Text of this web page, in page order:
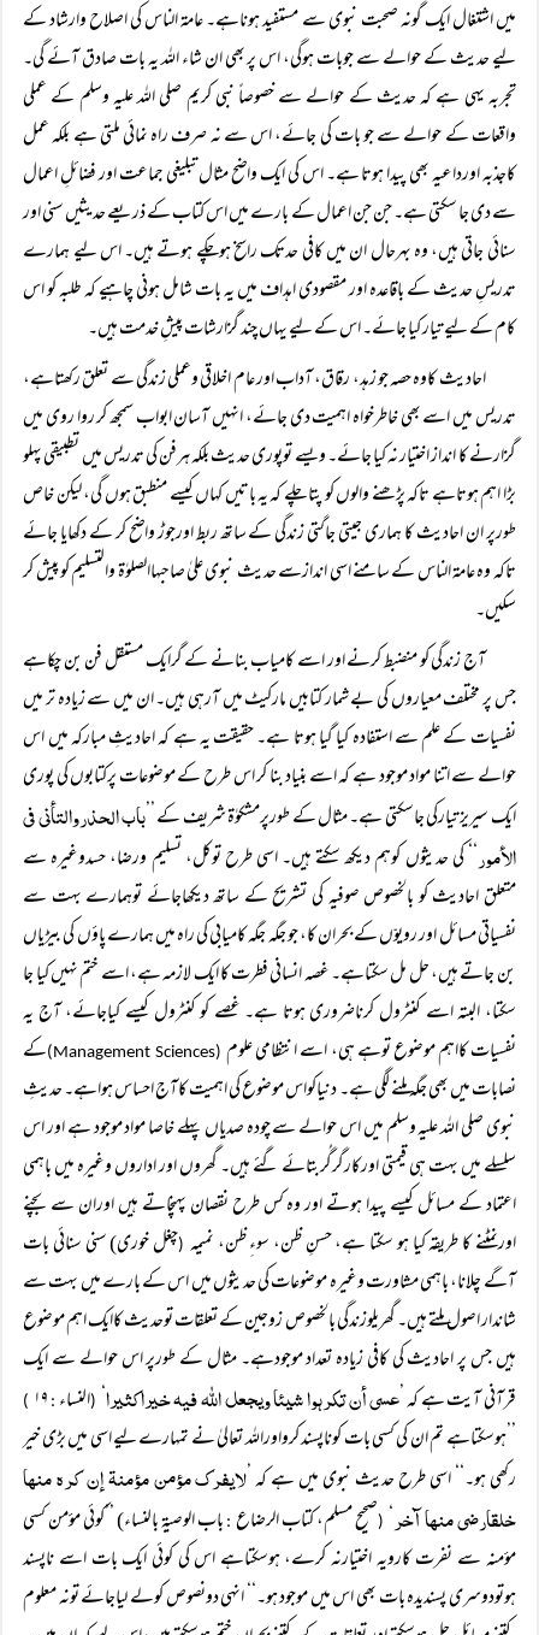
میں اشتغال ایک گونہ صحبت نبوی سے مستفید ہوناہے۔ عامۃ الناس کی اصلاح وارشاد کے
لیے حدیث کے حوالے سے جوبات ہوگی، اس پر بھی ان شاء اللہ یہ بات صادق آئے گی۔
تجربہ یہی ہے کہ حدیث کے حوالے سے خصوصاً نبی کریم صلی اللہ علیہ وسلم کے عملی
واقعات کے حوالے سے جو بات کی جائے، اس سے نہ صرف راہ نمائی ملتی ہے بلکہ عمل
کاجذبہ اورداعیہ بھی پیدا ہوتا ہے۔ اس کی ایک واضح مثال تبلیغی جماعت اور فضائلِ اعمال
سے دی جا سکتی ہے۔ جن جن اعمال کے بارے میں اس کتاب کے ذریعے حدیثیں سنی اور
سنائی جاتی ہیں، وہ بہرحال ان میں کافی حدتک راسخ ہوچکے ہوتے ہیں۔ اس لیے ہمارے
تدریسِ حدیث کے باقاعدہ اور مقصودی اہداف میں یہ بات شامل ہونی چاہیے کہ طلبہ کو اس
کام کے لیے تیار کیا جائے۔ اس کے لیے یہاں چند گزارشات پیشِ خدمت ہیں۔
احادیث کاوہ حصہ جو زہد، رقاق، آداب اور عام اخلاقی وعملی زندگی سے تعلق رکھتاہے،
تدریس میں اسے بھی خاطرخواہ اہمیت دی جائے، انہیں آسان ابواب سمجھ کر روا روی میں
گزارنے کا انداز اختیار نہ کیا جائے۔ ویسے توپوری حدیث بلکہ ہرفن کی تدریس میں تطبیقی پہلو
بڑا اہم ہوتاہے تاکہ پڑھنے والوں کو پتا چلے کہ یہ باتیں کہاں کیسے منطبق ہوں گی، لیکن خاص
طورپر ان احادیث کا ہماری جیتی جاگتی زندگی کے ساتھ ربط اورجوڑ واضح کر کے دکھایا جائے
تاکہ وہ عامۃ الناس کے سامنے اسی اندازسے حدیث نبوی علیٰ صاحبہاالصلوٰۃ والتسلیم کو پیش کر
سکیں۔
آج زندگی کو منضبط کرنے اور اسے کامیاب بنانے کے گرایک مستقل فن بن چکاہے
جس پر مختلف معیاروں کی بے شمار کتابیں مارکیٹ میں آرہی ہیں۔ ان میں سے زیادہ تر میں
نفسیات کے علم سے استفادہ کیا گیا ہوتا ہے۔ حقیقت یہ ہے کہ احادیثِ مبارکہ میں اس
حوالے سے اتنا مواد موجود ہے کہ اسے بنیاد بنا کر اس طرح کے موضوعات پرکتابوں کی پوری
ایک سیریز تیارکی جاسکتی ہے۔ مثال کے طورپرمشکوٰۃ شریف کے ’’ باب الحذروالتأنی فی
الأمور ‘‘ کی حدیثوں کوہم دیکھ سکتے ہیں۔ اسی طرح توکل، تسلیم ورضا، حسدوغیرہ سے
متعلق احادیث کو بالخصوص صوفیہ کی تشریح کے ساتھ دیکھاجائے توہمارے بہت سے
نفسیاتی مسائل اور رویوّں کے بحران کا، جو جگہ جگہ کامیابی کی راہ میں ہمارے پاؤں کی بیڑیاں
بن جاتے ہیں، حل مل سکتاہے۔ غصہ انسانی فطرت کا ایک لازمہ ہے، اسے ختم نہیں کیا جا
سکتا، البتہ اسے کنٹرول کرناضروری ہوتا ہے۔ غصے کو کنٹرول کیسے کیاجائے، آج یہ
نفسیات کااہم موضوع توہے ہی، اسے انتظامی علوم(Management Sciences)
کے
نصابات میں بھی جگہ ملنے لگی ہے۔ دنیاکواس موضوع کی اہمیت کاآج احساس ہواہے۔ حدیثِ
نبوی صلی اللہ علیہ وسلم میں اس حوالے سے چودہ صدیاں پہلے خاصا مواد موجود ہے اور اس
سلسلے میں بہت ہی قیمتی اورکارگرگُربتائے گئے ہیں۔ گھروں اور اداروں وغیرہ میں باہمی
اعتماد کے مسائل کیسے پیدا ہوتے اور وہ کس طرح نقصان پہنچاتے ہیں اوران سے بچنے
اورنمٹنے کا طریقہ کیا ہو سکتا ہے، حسنِ ظن، سوءِ ظن، نمیمہ (چغل خوری) سنی سنائی بات
آگے چلانا، باہمی مشاورت وغیرہ موضوعات کی حدیثوں میں اس کے بارے میں بہت سے
شاندار اصول ملتے ہیں۔ گھریلوزندگی بالخصوص زوجین کے تعلقات توحدیث کاایک اہم موضوع
ہیں جس پر احادیث کی کافی زیادہ تعداد موجودہے۔ مثال کے طورپر اس حوالے سے ایک
قرآنی آیت ہے کہ ’ عسی أن تکرہوا شیئا ویجعل اﷲ فیہ خیراکثیرا (النساء :
)
’’ہوسکتاہے تم ان کی کسی بات کوناپسند کرواوراللہ تعالیٰ نے تمہارے لیے اسی میں بڑی خیر
رکھی ہو۔‘‘ اسی طرح حدیث نبوی میں ہے کہ ’ لایفرک مؤمن مؤمنۃ إن کرہ منہا
خلقارضی منہا آخر
( صحیح مسلم، کتاب الرضاع : باب الوصیۃ بالنساء) ’’کوئی مؤمن کسی
مؤمنہ سے نفرت کارویہ اختیارنہ کرے، ہوسکتاہے اس کی کوئی ایک بات اسے ناپسند
ہوتودوسری پسندیدہ بات بھی اس میں موجود ہو۔‘‘ انہی دونصوص کولے لیاجائے تونہ معلوم